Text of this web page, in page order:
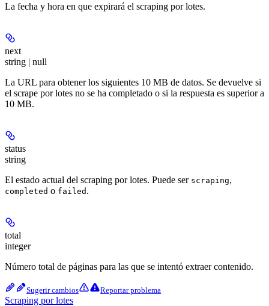
La fecha y hora en que expirará el scraping por lotes.
next
string | null
La URL para obtener los siguientes 10 MB de datos. Se devuelve si
el scrape por lotes no se ha completado o si la respuesta es superior a
10 MB.
status
string
El estado actual del scraping por lotes. Puede ser scraping,
completed o failed .
total
integer
Número total de páginas para las que se intentó extraer contenido.
Sugerir cambios Reportar problema
Scraping por lotes